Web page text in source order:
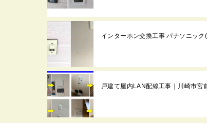
インターホン交換工事 パナソニッ
戸建て屋内LAN配線工事｜川崎市宮